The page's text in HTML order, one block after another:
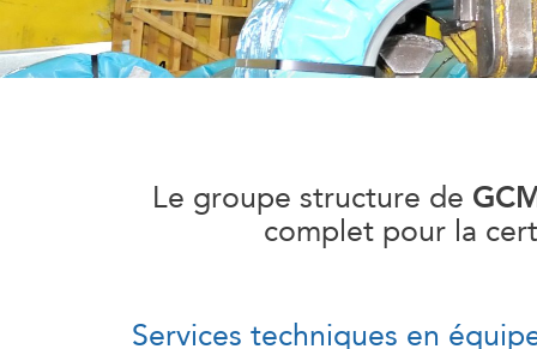
Le groupe structure de
complet pour la
Services techniques en